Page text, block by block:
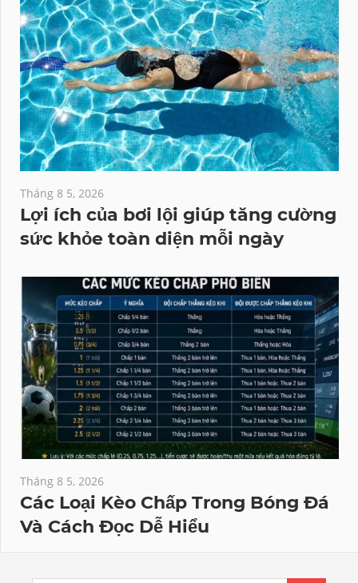
Tháng 8 5, 2026
Lợi ích của bơi lội giúp tăng cường
sức khỏe toàn diện mỗi ngày
Tháng 8 5, 2026
Các Loại Kèo Chấp Trong Bóng Đá
Và Cách Đọc Dễ Hiểu